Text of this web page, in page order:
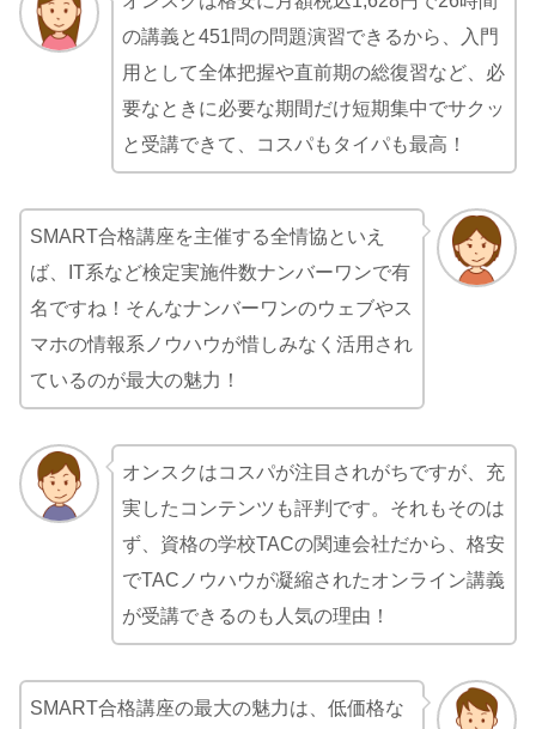
の講義と451問の問題演習できるから、入門
用として全体把握や直前期の総復習など、必
要なときに必要な期間だけ短期集中でサクッ
と受講できて、コスパもタイパも最高！
SMART合格講座を主催する全情協といえ
ば、IT系など検定実施件数ナンバーワンで有
名ですね！そんなナンバーワンのウェブやス
マホの情報系ノウハウが惜しみなく活用され
ているのが最大の魅力！
オンスクはコスパが注目されがちですが、充
実したコンテンツも評判です。それもそのは
ず、資格の学校TACの関連会社だから、格安
でTACノウハウが凝縮されたオンライン講義
が受講できるのも人気の理由！
SMART合格講座の最大の魅力は、低価格な